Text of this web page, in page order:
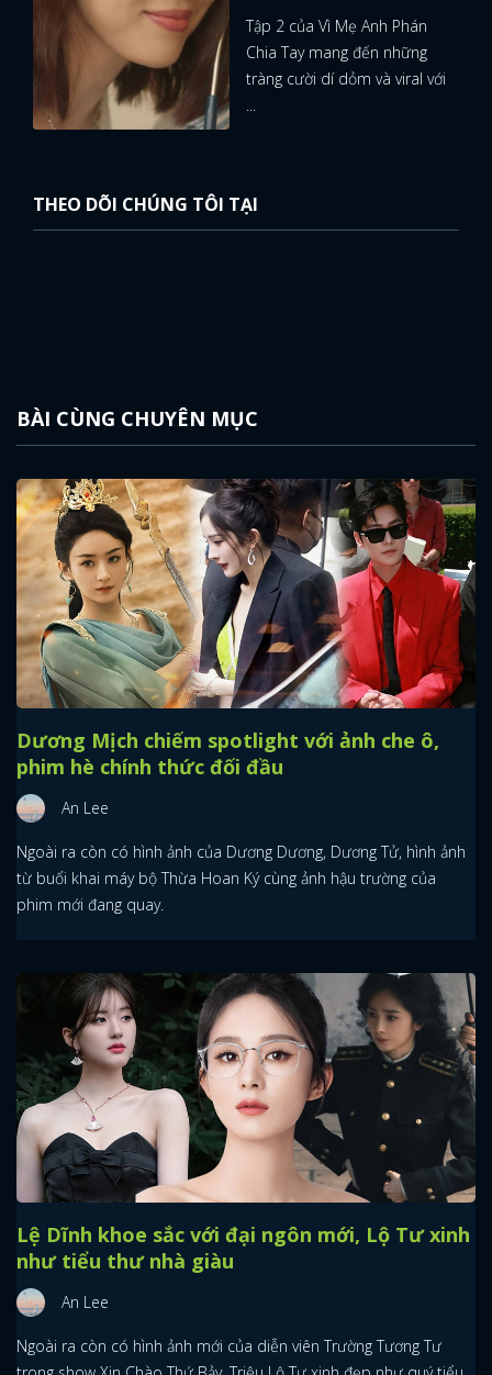
Tập 2 của Vì Mẹ Anh Phán
Chia Tay mang đến những
tràng cười dí dỏm và viral với
THEO DÕI CHÚNG TÔI TẠI
BÀI CÙNG CHUYÊN MỤC
Dương Mịch chiếm spotlight với ảnh che ô,
phim hè chính thức đối đầu
An Lee
Ngoài ra còn có hình ảnh của Dương Dương, Dương Tử, hình ảnh
từ buổi khai máy bộ Thừa Hoan Ký cùng ảnh hậu trường của
phim mới đang quay.
Lệ Dĩnh khoe sắc với đại ngôn mới, Lộ Tư xinh
như tiểu thư nhà giàu
An Lee
Ngoài ra còn có hình ảnh mới của diễn viên Trường Tương Tư